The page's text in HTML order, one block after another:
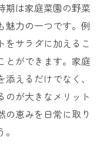
期は家庭菜園の野菜
魅力の一つです。例
をサラダに加えるこ
とができます。家庭
えるだけでなく、
のが大きなメリット
の恵みを日常に取り